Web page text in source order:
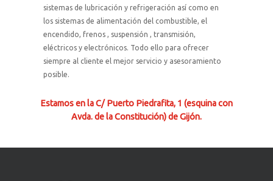
sistemas de lubricación y refrigeración así como en
los sistemas de alimentación del combustible, el
encendido, frenos , suspensión , transmisión,
eléctricos y electrónicos. Todo ello para ofrecer
siempre al cliente el mejor servicio y asesoramiento
posible.
Estamos en la C/ Puerto Piedrafita, 1 (esquina con
Avda. de la Constitución) de Gijón.